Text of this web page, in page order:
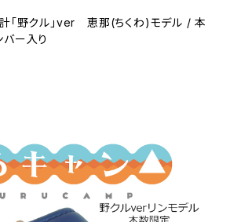
計「野クル」ver 恵那(ちくわ)モデル / 本
バー入り